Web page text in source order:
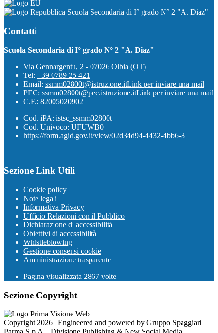
Scuola Secondaria di I° grado N° 2 "A. Diaz"
Contatti
Scuola Secondaria di I° grado N° 2 "A. Diaz"
Via Gennargentu, 2 - 07026 Olbia (OT)
Tel: +39 0789 25 421
Email: ssmm02800t@istruzione.itLink per inviare una mail
PEC: ssmm02800t@pec.istruzione.itLink per inviare una mail
C.F.: 82005020902
Cod. iPA: istsc_ssmm02800t
Cod. Univoco: UFUWB0
https://form.agid.gov.it/view/02d34d94-4432-4bb6-8
Sezione Link Utili
Cookie policy
Note legali
Informativa Privacy
Ufficio Relazioni con il Pubblico
Dichiarazione di accessibilità
Obiettivi di accessibilità
Whistleblowing
Gestione consensi cookie
Amministrazione trasparente
Pagina visualizzata 2867 volte
Sezione Copyright
Copyright 2026 | Engineered and powered by Gruppo Spaggiari